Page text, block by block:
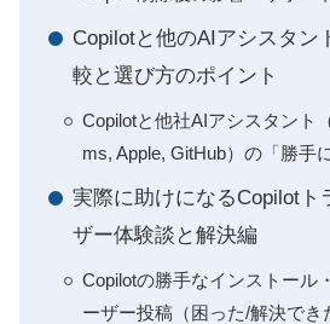
Copilotと他のAIアシスタン
較と選び方のポイント
Copilotと他社AIアシスタント
ms, Apple, GitHub）の「勝手
実際に助けになるCopilotト
ザー体験談と解決編
Copilotの勝手なインストール
ーザー投稿（困った/解決でき